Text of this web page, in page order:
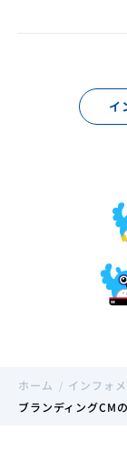
イ
ホーム
インフォ
ブランディングCM